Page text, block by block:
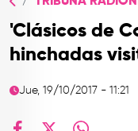
TOP
'Clásicos de
hinchadas
Jue, 19/10/2017 - 11:21